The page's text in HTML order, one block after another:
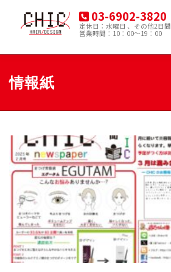
ツ
03-6902-3820
定休日：水曜日 、その他2日間
営業時間：10：00～19：00
HOME
情報紙